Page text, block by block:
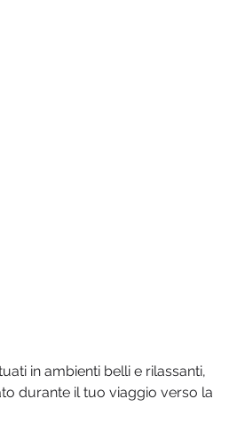
durante il tuo viaggio verso la